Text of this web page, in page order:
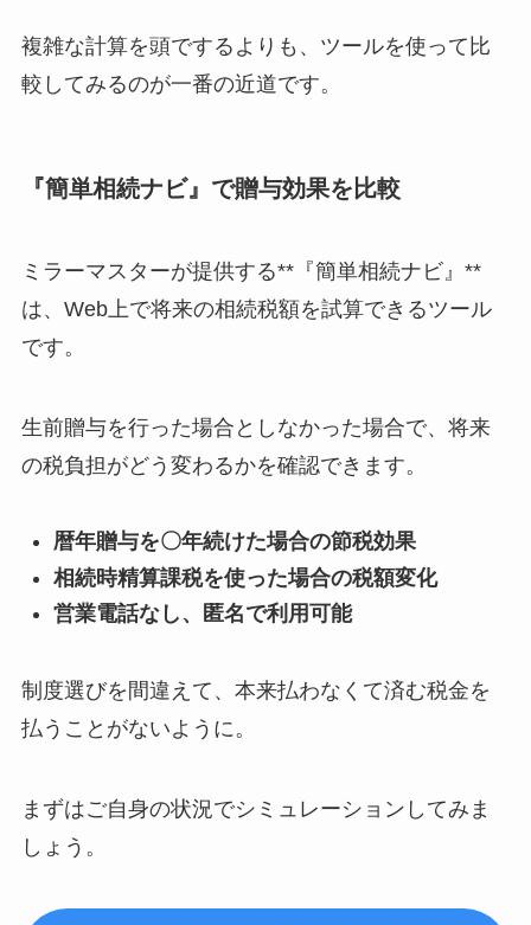
複雑な計算を頭でするよりも、ツールを使って比
較してみるのが一番の近道です。
『簡単相続ナビ』で贈与効果を比較
ミラーマスターが提供する**『簡単相続ナビ』**
は、Web上で将来の相続税額を試算できるツール
です。
生前贈与を行った場合としなかった場合で、将来
の税負担がどう変わるかを確認できます。
暦年贈与を〇年続けた場合の節税効果
相続時精算課税を使った場合の税額変化
営業電話なし、匿名で利用可能
制度選びを間違えて、本来払わなくて済む税金を
払うことがないように。
まずはご自身の状況でシミュレーションしてみま
しょう。